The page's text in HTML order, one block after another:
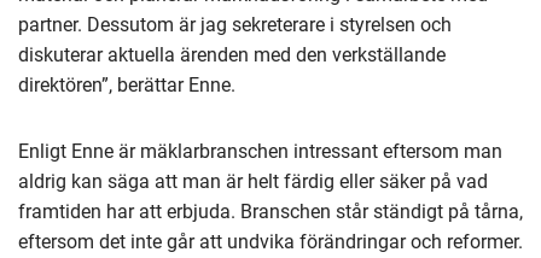
partner. Dessutom är jag sekreterare i styrelsen och
diskuterar aktuella ärenden med den verkställande
direktören”, berättar Enne.
Enligt Enne är mäklarbranschen intressant eftersom man
aldrig kan säga att man är helt färdig eller säker på vad
framtiden har att erbjuda. Branschen står ständigt på tårna,
eftersom det inte går att undvika förändringar och reformer.